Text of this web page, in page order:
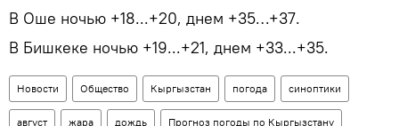
В Оше ночью +18...+20, днем +35…+37.
В Бишкеке ночью +19...+21, днем +33...+35.
Новости Общество Кыргызстан погода синоптики
август жара дождь Прогноз погоды по Кыргызстану